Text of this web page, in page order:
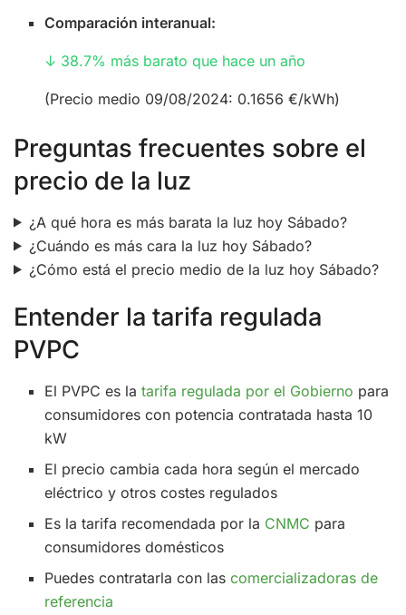
Comparación interanual:
↓ 38.7% más barato que hace un año
(Precio medio 09/08/2024: 0.1656 €/kWh)
Preguntas frecuentes sobre el
precio de la luz
¿A qué hora es más barata la luz hoy Sábado?
¿Cuándo es más cara la luz hoy Sábado?
¿Cómo está el precio medio de la luz hoy Sábado?
Entender la tarifa regulada
PVPC
El PVPC es latarifa regulada por el Gobierno para
consumidores con potencia contratada hasta 10
kW
El precio cambia cada hora según el mercado
eléctrico y otros costes regulados
Es la tarifa recomendada por la CNMC para
consumidores domésticos
Puedes contratarla con lascomercializadoras de
referencia